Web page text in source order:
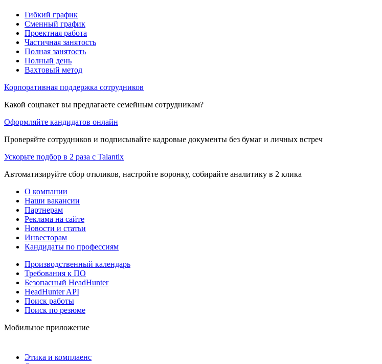
Гибкий график
Сменный график
Проектная работа
Частичная занятость
Полная занятость
Полный день
Вахтовый метод
Корпоративная поддержка сотрудников
Какой соцпакет вы предлагаете семейным сотрудникам?
Оформляйте кандидатов онлайн
Проверяйте сотрудников и подписывайте кадровые документы без бумаг и личных встреч
Ускорьте подбор в 2 раза с Talantix
Автоматизируйте сбор откликов, настройте воронку, собирайте аналитику в 2 клика
О компании
Наши вакансии
Партнерам
Реклама на сайте
Новости и статьи
Инвесторам
Кандидаты по профессиям
Производственный календарь
Требования к ПО
Безопасный HeadHunter
HeadHunter API
Поиск работы
Поиск по резюме
Мобильное приложение
Этика и комплаенс